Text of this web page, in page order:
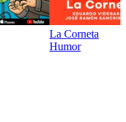
La Corneta
Humor